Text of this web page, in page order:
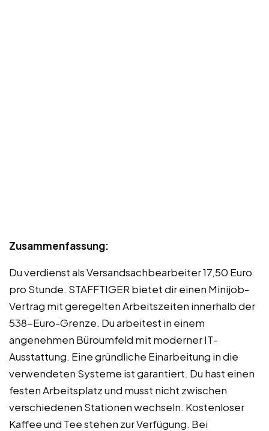
Zusammenfassung:
Du verdienst als Versandsachbearbeiter 17,50 Euro
pro Stunde. STAFFTIGER bietet dir einen Minijob-
Vertrag mit geregelten Arbeitszeiten innerhalb der
538-Euro-Grenze. Du arbeitest in einem
angenehmen Büroumfeld mit moderner IT-
Ausstattung. Eine gründliche Einarbeitung in die
verwendeten Systeme ist garantiert. Du hast einen
festen Arbeitsplatz und musst nicht zwischen
verschiedenen Stationen wechseln. Kostenloser
Kaffee und Tee stehen zur Verfügung. Bei